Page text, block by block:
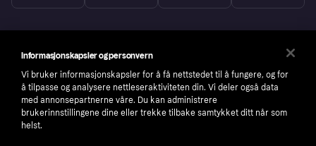
Informasjonskapsler og personvern
Vi bruker informasjonskapsler for å få nettstedet til å fungere, og for
å tilpasse og analysere nettleseraktiviteten din. Vi deler også data
med annonsepartnerne våre. Du kan administrere
brukerinnstillingene dine eller trekke tilbake samtykket ditt når som
helst.